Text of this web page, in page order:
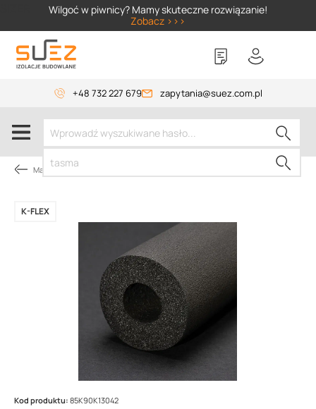
Wilgoć w piwnicy? Mamy skuteczne rozwiązanie!
Zobacz >>>
+48 732 227 679 zapytania@suez.com.pl
Materiały instalacyjne
K-FLEX
Kod produktu: 85K90K13042